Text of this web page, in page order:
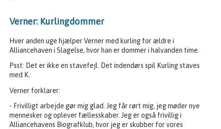
Verner: Kurlingdommer
Hver anden uge hjælper Verner med kurling for ældre i
Alliancehaven i Slagelse, hvor han er dommer i halvanden time.
Psst: Det er ikke en stavefejl. Det indendørs spil Kurling staves
med K.
Verner forklarer:
- Frivilligt arbejde gør mig glad. Jeg får rørt mig, jeg møder nye
mennesker og oplever fællesskaber. Jeg er også frivillig i
Alliancehavens Biografklub, hvor jeg er skubber for vores